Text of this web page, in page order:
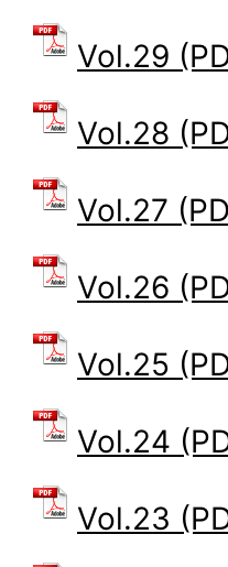
Vol.29
Vol.28
Vol.27
Vol.26
Vol.25
Vol.24
Vol.23